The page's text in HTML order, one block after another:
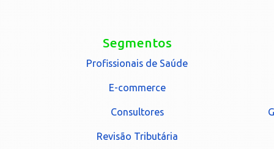
Segmentos
Profissionais de Saúde
E-commerce
Consultores
Revisão Tributária